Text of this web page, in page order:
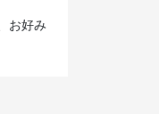
お好み